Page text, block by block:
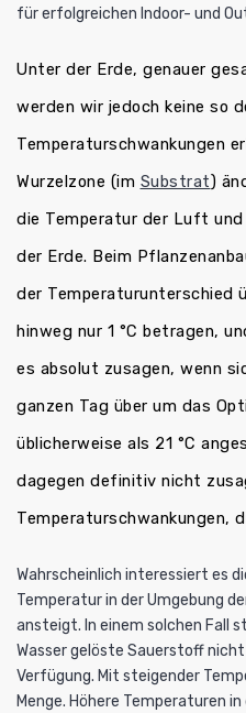
für erfolgreichen Indoor- und
Unter der Erde, genauer
werden wir jedoch keine so
Temperaturschwankungen
Wurzelzone (im Substrat)
die Temperatur der Luft
der Erde. Beim
der Temperaturunterschied
hinweg nur 1 °C betragen,
es absolut zusagen, wenn
ganzen Tag über um das
üblicherweise als 21 °C
dagegen definitiv nicht
Temperaturschwankungen,
Wahrscheinlich interessiert es
Temperatur in der Umgebung
ansteigt. In einem solchen Fall
Wasser gelöste Sauerstoff
Verfügung. Mit steigender
Menge. Höhere Temperaturen